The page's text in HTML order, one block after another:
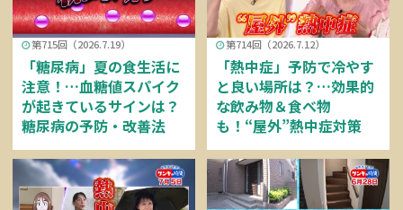
第715回（2026.7.19）
「糖尿病」夏の食生活に
注意！…血糖値スパイク
が起きているサインは？
糖尿病の予防・改善法
第714回（2026.7.12）
「熱中症」予防で冷やす
と良い場所は？…効果的
な飲み物＆食べ物
も！“屋外”熱中症対策